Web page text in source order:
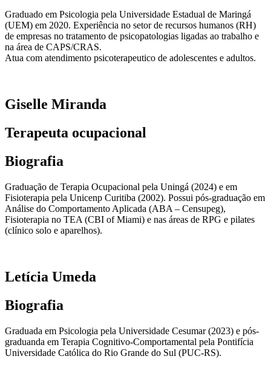
Graduado em Psicologia pela Universidade Estadual de Maringá
(UEM) em 2020. Experiência no setor de recursos humanos (RH)
de empresas no tratamento de psicopatologias ligadas ao trabalho e
na área de CAPS/CRAS.
Atua com atendimento psicoterapeutico de adolescentes e adultos.
Giselle Miranda
Terapeuta ocupacional
Biografia
Graduação de Terapia Ocupacional pela Uningá (2024) e em
Fisioterapia pela Unicenp Curitiba (2002). Possui pós-graduação em
Análise do Comportamento Aplicada (ABA – Censupeg),
Fisioterapia no TEA (CBI of Miami) e nas áreas de RPG e pilates
(clínico solo e aparelhos).
Letícia Umeda
Biografia
Graduada em Psicologia pela Universidade Cesumar (2023) e pós-
graduanda em Terapia Cognitivo-Comportamental pela Pontifícia
Universidade Católica do Rio Grande do Sul (PUC-RS).